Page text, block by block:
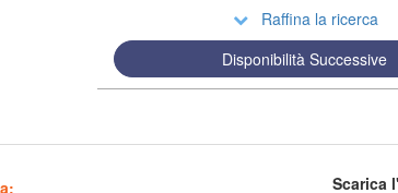
Raffina la ricerca
Disponibilità Successive
Scarica